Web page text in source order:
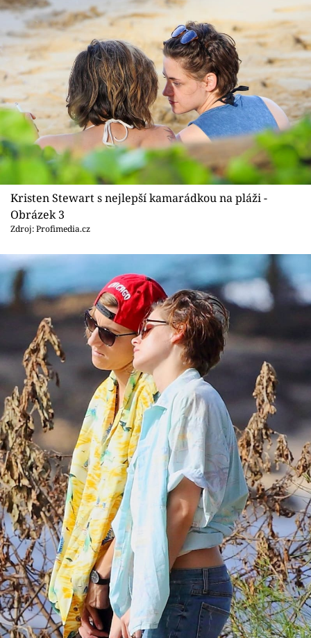
Kristen Stewart s nejlepší kamarádkou na pláži -
Obrázek 3
Zdroj: Profimedia.cz